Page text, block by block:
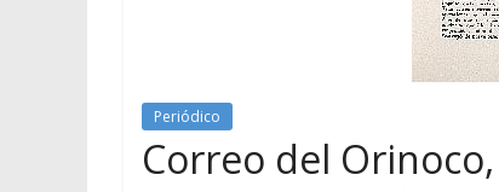
Periódico
Correo del